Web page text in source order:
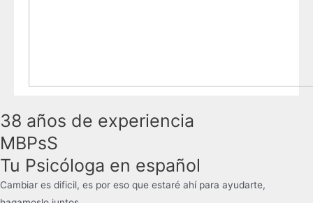
38 años de experiencia
MBPsS
Tu Psicóloga en español
Cambiar es dificil, es por eso que estaré ahí para ayudarte,